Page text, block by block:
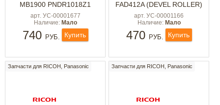
MB1900 PNDR1018Z1
арт. УС-00001677
Наличие: Мало
740 РУБ. Купить
FAD412A (DEVEL ROLLER)
арт. УС-00001166
Наличие: Мало
470 РУБ. Купить
Запчасти для RICOH, Panasonic Запчасти для RICOH, Panasonic